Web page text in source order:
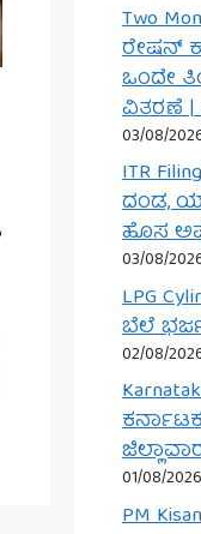
Two
ರೇಷನ್
ಒಂದೇ
ವಿತರಣೆ |
03/08/
ITR
ದಂಡ,
ಹೊಸ
03/08/
LPG
ಬೆಲೆ
02/08/
01/08/2026
PM